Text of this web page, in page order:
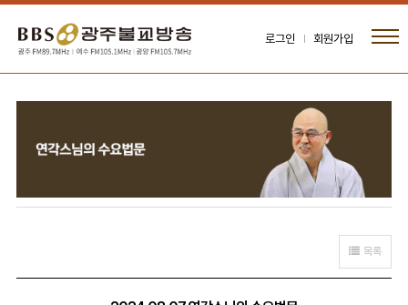
로그인 회원가입
목록